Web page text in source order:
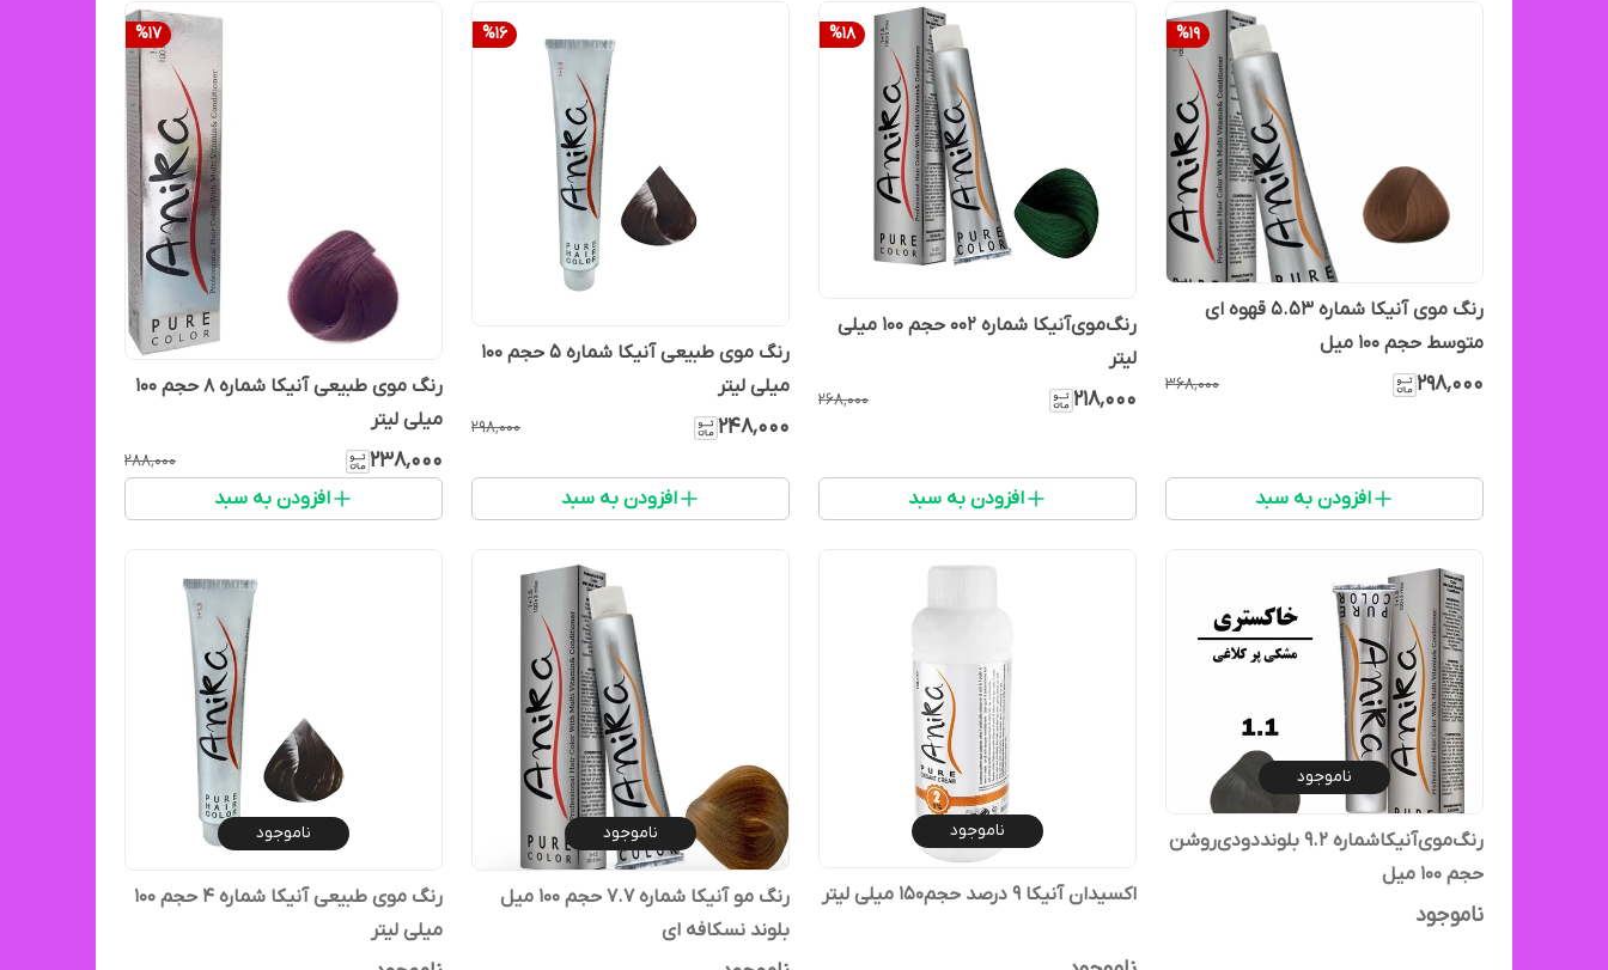
%19
رنگ موی آنیکا شماره ۵.۵۳ قهوه ای
متوسط حجم ۱۰۰ میل
۲۹۸٬۰۰۰ ۳۶۸٬۰۰۰
افزودن به سبد
%18
رنگ‌موی‌آنیکا شماره ۰۰۲ حجم ۱۰۰ میلی
لیتر
۲۱۸٬۰۰۰ ۲۶۸٬۰۰۰
افزودن به سبد
%16
رنگ موی طبیعی آنیکا شماره ۵ حجم ۱۰۰
میلی لیتر
۲۴۸٬۰۰۰ ۲۹۸٬۰۰۰
افزودن به سبد
%17
رنگ موی طبیعی آنیکا شماره ۸ حجم ۱۰۰
میلی لیتر
۲۳۸٬۰۰۰ ۲۸۸٬۰۰۰
افزودن به سبد
ناموجود
رنگ‌موی‌آنیکا‌شماره ۹.۲ بلونددودی‌روشن‌
حجم‌ ۱۰۰ میل
ناموجود
ناموجود
اکسیدان آنیکا ۹ درصد حجم‌۱۵۰ میلی لیتر
ناموجود
رنگ مو آنیکا شماره ۷.۷ حجم ۱۰۰ میل
بلوند نسکافه ای
ناموجود
رنگ موی طبیعی آنیکا شماره ۴ حجم ۱۰۰
میلی لیتر